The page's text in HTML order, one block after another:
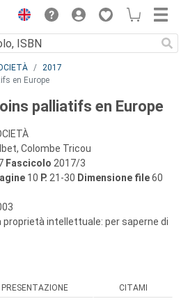
2017
en Europe
palliatifs en Europe
Colombe Tricou
Fascicolo 2017/3
10 P. 21-30 Dimensione file60
proprietà intellettuale: per saperne di
PRESENTAZIONE CITAMI